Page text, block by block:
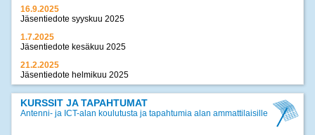
16.9.2025
Jäsentiedote syyskuu 2025
1.7.2025
Jäsentiedote kesäkuu 2025
21.2.2025
Jäsentiedote helmikuu 2025
17.12.2024
Jäsentiedote joulukuu 2024
KURSSIT JA TAPAHTUMAT
Antenni- ja ICT-alan koulutusta ja tapahtumia alan ammattilaisille